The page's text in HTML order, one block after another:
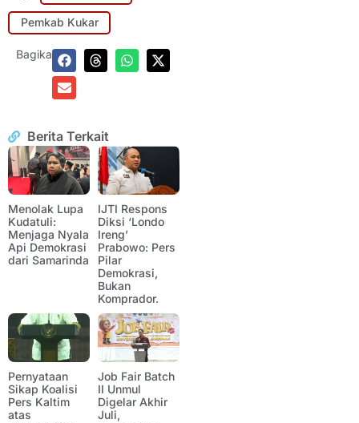
Pemkab Kukar
Bagikan:
Berita Terkait
Menolak Lupa
Kudatuli:
Menjaga Nyala
Api Demokrasi
dari Samarinda
IJTI Respons
Diksi ‘Londo
Ireng’
Prabowo: Pers
Pilar
Demokrasi,
Bukan
Komprador.
Pernyataan
Sikap Koalisi
Pers Kaltim
atas
Job Fair Batch
II Unmul
Digelar Akhir
Juli,